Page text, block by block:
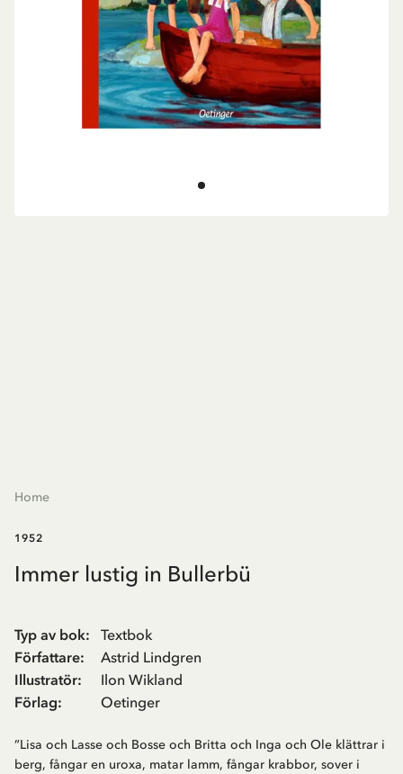
Home
1952
Immer lustig in Bullerbü
Typ av bok:
Textbok
Författare:
Astrid Lindgren
Illustratör:
Ilon Wikland
Förlag: Oetinger
”Lisa och Lasse och Bosse och Britta och Inga och Ole klättrar i
berg, fångar en uroxa, matar lamm, fångar krabbor, sover i